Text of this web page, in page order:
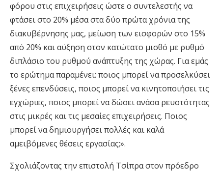
φόρου στις επιχειρήσεις ώστε ο συντελεστής να
φτάσει στο 20% μέσα στα δύο πρώτα χρόνια της
διακυβέρνησης μας, μείωση των εισφορών στο 15%
από 20% και αύξηση στον κατώτατο μισθό με ρυθμό
διπλάσιο του ρυθμού ανάπτυξης της χώρας. Για εμάς
το ερώτημα παραμένει: ποιος μπορεί να προσελκύσει
ξένες επενδύσεις, ποιος μπορεί να κινητοποιήσει τις
εγχώριες, ποιος μπορεί να δώσει ανάσα ρευστότητας
στις μικρές και τις μεσαίες επιχειρήσεις. Ποιος
μπορεί να δημιουργήσει πολλές και καλά
αμειβόμενες θέσεις εργασίας;».
Σχολιάζοντας την επιστολή Τσίπρα στον πρόεδρο